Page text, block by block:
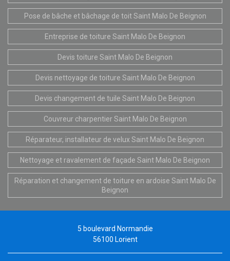
Pose de bâche et bâchage de toit Saint Malo De Beignon
Entreprise de toiture Saint Malo De Beignon
Devis toiture Saint Malo De Beignon
Devis nettoyage de toiture Saint Malo De Beignon
Devis changement de tuile Saint Malo De Beignon
Couvreur charpentier Saint Malo De Beignon
Réparateur, installateur de velux Saint Malo De Beignon
Nettoyage et ravalement de façade Saint Malo De Beignon
Réparation et changement de toiture en ardoise Saint Malo De
Beignon
5 boulevard Normandie
56100 Lorient